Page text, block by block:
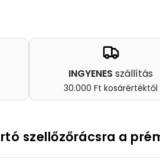
INGYENES szállítás
30.000 Ft kosárértéktől
szellőzőrácsra a